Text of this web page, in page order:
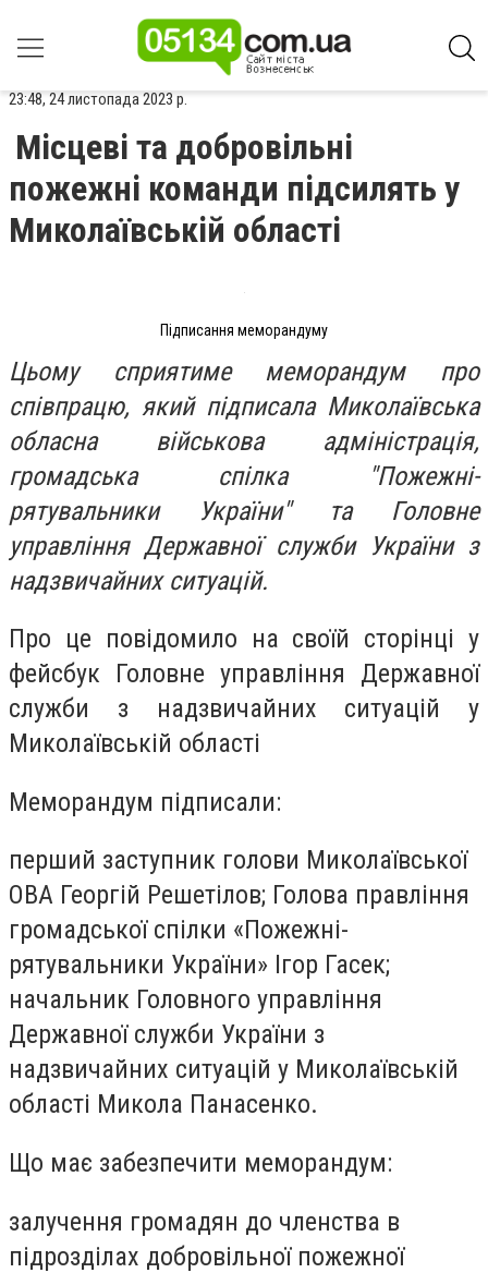
23:48, 24 листопада 2023 р.
Місцеві та добровільні
пожежні команди підсилять у
Миколаївській області
Підписання меморандуму
Цьому сприятиме меморандум про
співпрацю, який підписала Миколаївська
обласна військова адміністрація,
громадська спілка "Пожежні-
рятувальники України" та Головне
управління Державної служби України з
надзвичайних ситуацій.
Про це повідомило на своїй сторінці у
фейсбук Головне управління Державної
служби з надзвичайних ситуацій у
Миколаївській області
Меморандум підписали:
перший заступник голови Миколаївської
ОВА Георгій Решетілов; Голова правління
громадської спілки «Пожежні-
рятувальники України» Ігор Гасек;
начальник Головного управління
Державної служби України з
надзвичайних ситуацій у Миколаївській
області Микола Панасенко.
Що має забезпечити меморандум:
залучення громадян до членства в
підрозділах добровільної пожежної